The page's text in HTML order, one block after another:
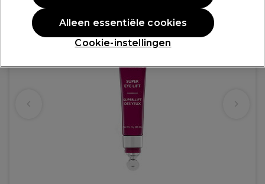
Cookie-instellingen
Alleen essentiële cookies